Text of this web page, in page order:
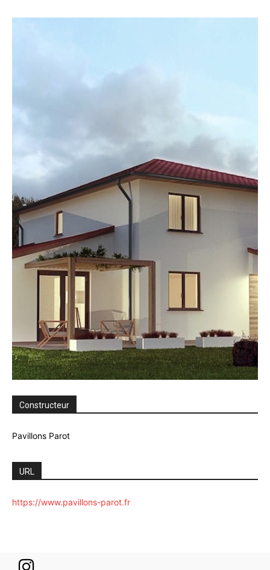
Constructeur
Pavillons Parot
URL
https://www.pavillons-parot.fr